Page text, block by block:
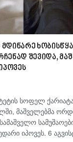
შევიდა,
სოფელ
მაშველებმა
იპოვეს. 6